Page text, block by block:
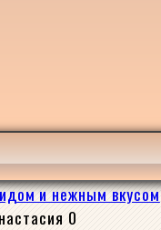
и нежным вкусом
0